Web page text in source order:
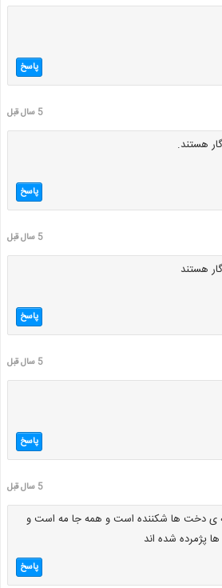
پاسخ
5 سال قبل
هستند‌.
پاسخ
5 سال قبل
هستند
پاسخ
5 سال قبل
پاسخ
5 سال قبل
ی دخت ها شکننده است و همه جا مه است و
پژمرده شده اند
پاسخ